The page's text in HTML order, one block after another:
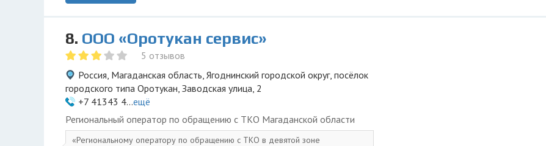
8. ООО «Оротукан сервис»
5 отзывов
Россия, Магаданская область, Ягоднинский городской округ, посёлок
городского типа Оротукан, Заводская улица, 2
+7 41343 4...ещё
Региональный оператор по обращению с ТКО Магаданской области
Региональному оператору по обращению с ТКО в девятой зоне